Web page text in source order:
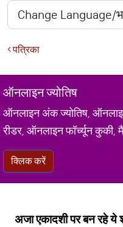
पत्रिका
ऑनलाइन ज्योतिष
ऑनलाइन अंक ज्योतिष,
रीडर, ऑनलाइन फॉर्च्यून कुकी,
क्लिक करें
अजा एकादशी पर बन रहे ये